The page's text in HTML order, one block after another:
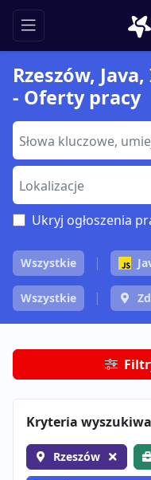
Rzeszów,
- Oferty pracy
Ukryj ogłoszenia
Wszystkie
Wszystkie
Kryteria
Rzeszów